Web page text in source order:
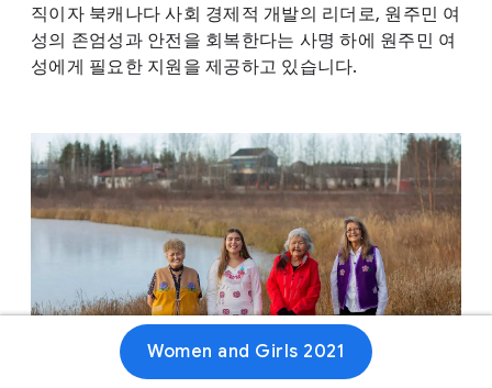
직이자 북캐나다 사회 경제적 개발의 리더로, 원주민 여
성의 존엄성과 안전을 회복한다는 사명 하에 원주민 여
성에게 필요한 지원을 제공하고 있습니다.
Women and Girls 2021